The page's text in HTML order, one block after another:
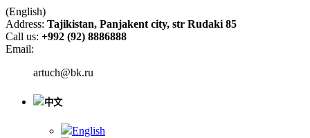
(English)
Address: Tajikistan, Panjakent city, str Rudaki 85
Call us: +992 (92) 8886888
Email:
artuch@bk.ru
中文
English